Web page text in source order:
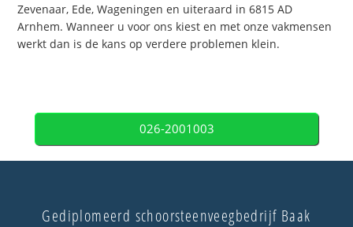
Zevenaar, Ede, Wageningen en uiteraard in 6815 AD
Arnhem. Wanneer u voor ons kiest en met onze vakmensen
werkt dan is de kans op verdere problemen klein.
026-2001003
Gediplomeerd schoorsteenveegbedrijf Baak